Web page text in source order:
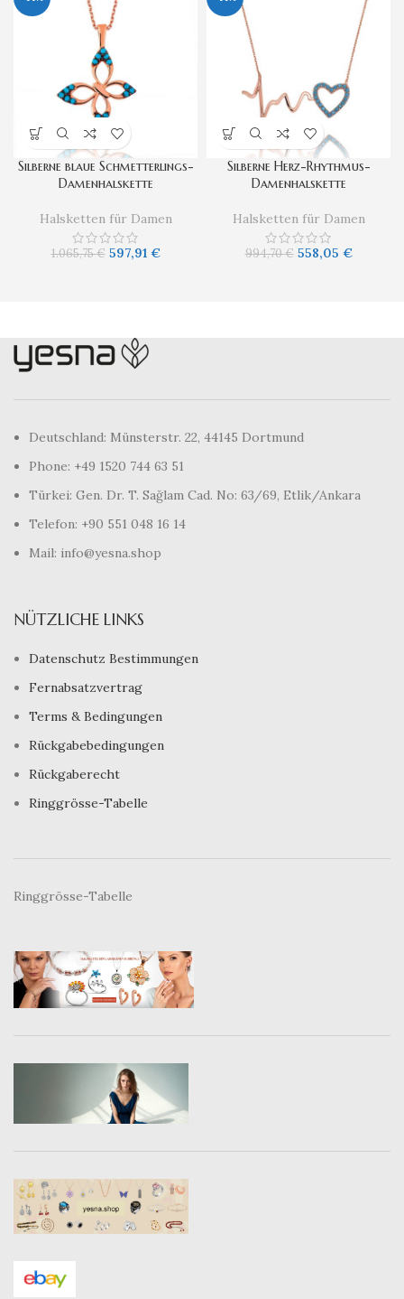
Silberne blaue Schmetterlings-
Damenhalskette
Halsketten für Damen
1.065,75€ 597,91 €
Silberne Herz-Rhythmus-
Damenhalskette
Halsketten für Damen
994,70€ 558,05 €
Deutschland: Münsterstr. 22, 44145 Dortmund
Phone: +49 1520 744 63 51
Türkei: Gen. Dr. T. Sağlam Cad. No: 63/69, Etlik/Ankara
Telefon: +90 551 048 16 14
Mail: info@yesna.shop
NÜTZLICHE LINKS
Datenschutz Bestimmungen
Fernabsatzvertrag
Terms & Bedingungen
Rückgabebedingungen
Rückgaberecht
Ringgrösse-Tabelle
Ringgrösse-Tabelle